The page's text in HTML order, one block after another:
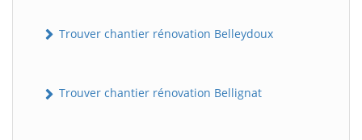
Trouver chantier rénovation Belleydoux
Trouver chantier rénovation Bellignat